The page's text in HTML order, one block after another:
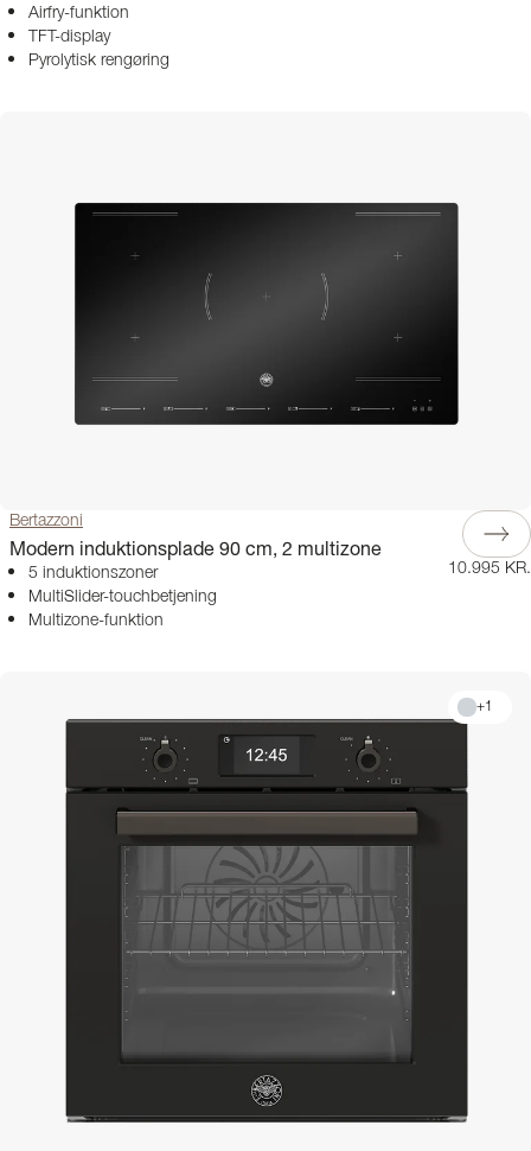
Airfry-funktion
TFT-display
Pyrolytisk rengøring
Bertazzoni
Modern induktionsplade 90 cm, 2 multizone
5 induktionszoner
MultiSlider-touchbetjening
Multizone-funktion
10.995 KR.
+1